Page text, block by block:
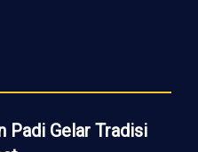
Padi Gelar Tradisi